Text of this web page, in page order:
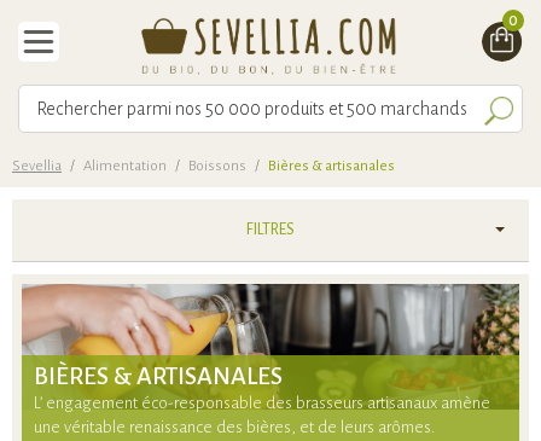
0
Sevellia / Alimentation / Boissons / Bières & artisanales
FILTRES
BIÈRES & ARTISANALES
L’ engagement éco-responsable des brasseurs artisanaux amène
une véritable renaissance des bières, et de leurs arômes.